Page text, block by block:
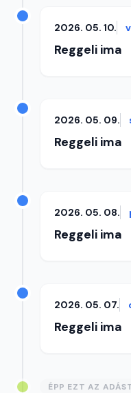
2026. 05. 10.
Reggeli ima
2026. 05. 09.
Reggeli ima
2026. 05. 08.
Reggeli ima
2026. 05. 07.
Reggeli ima
ÉPP EZT AZ